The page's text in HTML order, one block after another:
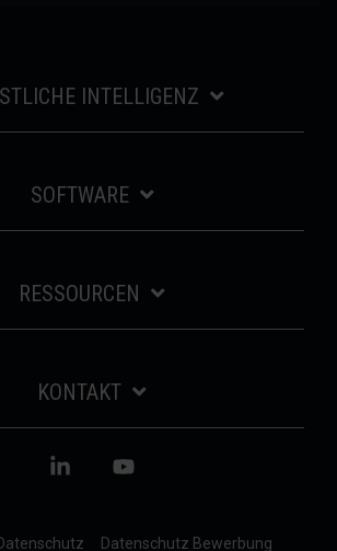
INTELLIGENZ
SOFTWARE
RESSOURCEN
KONTAKT
Datenschutz Bewerbung
Linkedin